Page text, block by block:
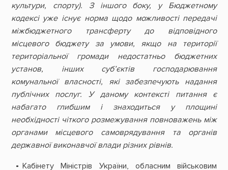
культури, спорту). З іншого боку, у Бюджетному
кодексі уже існує норма щодо можливості передачі
міжбюджетного трансферту до відповідного
місцевого бюджету за умови, якщо на території
територіальної громади недостатньо бюджетних
установ, інших суб’єктів господарювання
комунальної власності, які забезпечують надання
публічних послуг. У даному контексті питання є
набагато глибшим і знаходиться у площині
необхідності чіткого розмежування повноважень між
органами місцевого самоврядування та органів
державної виконавчої влади різних рівнів.
Кабінету Міністрів України, обласним військовим